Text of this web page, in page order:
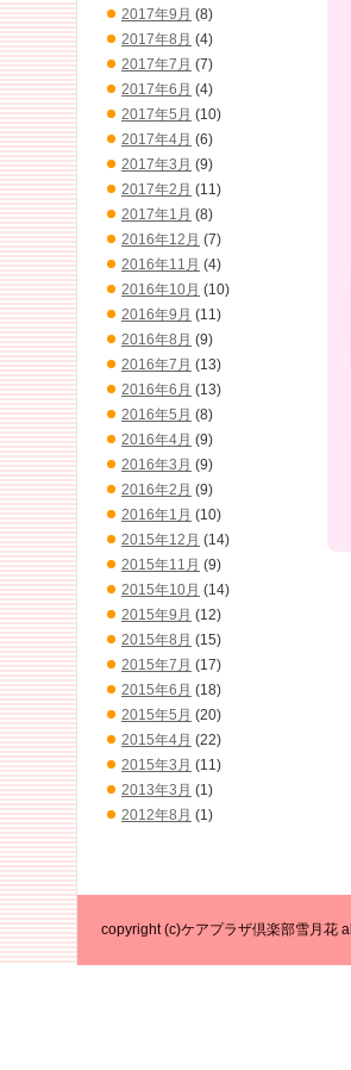
2017年9月 (8)
2017年8月 (4)
2017年7月 (7)
2017年6月 (4)
2017年5月 (10)
2017年4月 (6)
2017年3月 (9)
2017年2月 (11)
2017年1月 (8)
2016年12月 (7)
2016年11月 (4)
2016年10月 (10)
2016年9月 (11)
2016年8月 (9)
2016年7月 (13)
2016年6月 (13)
2016年5月 (8)
2016年4月 (9)
2016年3月 (9)
2016年2月 (9)
2016年1月 (10)
2015年12月 (14)
2015年11月 (9)
2015年10月 (14)
2015年9月 (12)
2015年8月 (15)
2015年7月 (17)
2015年6月 (18)
2015年5月 (20)
2015年4月 (22)
2015年3月 (11)
2013年3月 (1)
2012年8月 (1)
copyright (c)ケアプラザ倶楽部雪月花